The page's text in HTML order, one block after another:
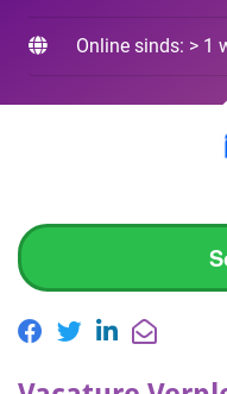
Online sinds: > 1